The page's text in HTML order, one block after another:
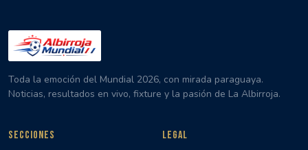
Toda la emoción del Mundial 2026, con mirada paraguaya.
Noticias, resultados en vivo, fixture y la pasión de La Albirroja.
SECCIONES
LEGAL